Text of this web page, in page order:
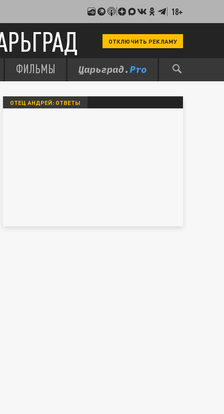
18+
ОТКЛЮЧИТЬ РЕКЛАМУ
ФИЛЬМЫ
ОТЕЦ АНДРЕЙ: ОТВЕТЫ